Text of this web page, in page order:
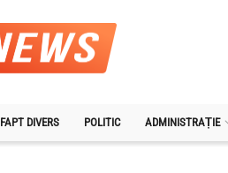
FAPT DIVERS POLITIC ADMINISTRAȚIE